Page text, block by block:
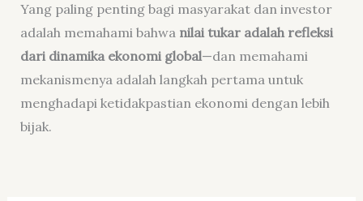
Yang paling penting bagi masyarakat dan investor
adalah memahami bahwa nilai tukar adalah refleksi
dari dinamika ekonomi global—dan memahami
mekanismenya adalah langkah pertama untuk
menghadapi ketidakpastian ekonomi dengan lebih
bijak.